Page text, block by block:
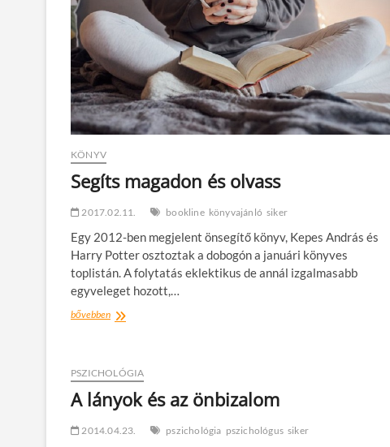
KÖNYV
Segíts magadon és olvass
2017.02.11. bookline könyvajánló siker
Egy 2012-ben megjelent önsegítő könyv, Kepes András és
Harry Potter osztoztak a dobogón a januári könyves
toplistán. A folytatás eklektikus de annál izgalmasabb
egyveleget hozott,…
bővebbenSegíts
PSZICHOLÓGIA
A lányok és az önbizalom
2014.04.23. pszichológia pszichológus siker